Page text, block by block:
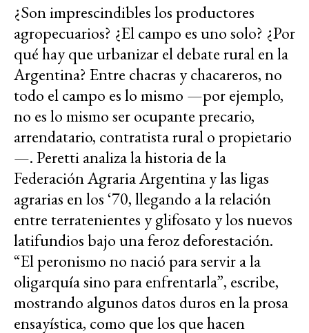
¿Son imprescindibles los productores
agropecuarios? ¿El campo es uno solo? ¿Por
qué hay que urbanizar el debate rural en la
Argentina? Entre chacras y chacareros, no
todo el campo es lo mismo —por ejemplo,
no es lo mismo ser ocupante precario,
arrendatario, contratista rural o propietario
—. Peretti analiza la historia de la
Federación Agraria Argentina y las ligas
agrarias en los ‘70, llegando a la relación
entre terratenientes y glifosato y los nuevos
latifundios bajo una feroz deforestación.
“El peronismo no nació para servir a la
oligarquía sino para enfrentarla”, escribe,
mostrando algunos datos duros en la prosa
ensayística, como que los que hacen